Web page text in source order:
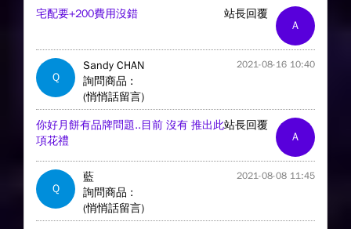
A
站長回覆
宅配要+200費用沒錯
Q
Sandy CHAN 2021-08-16 10:40
詢問商品 :
(悄悄話留言)
A
站長回覆
你好月餅有品牌問題..目前 沒有 推出此
項花禮
Q
藍 2021-08-08 11:45
詢問商品 :
(悄悄話留言)